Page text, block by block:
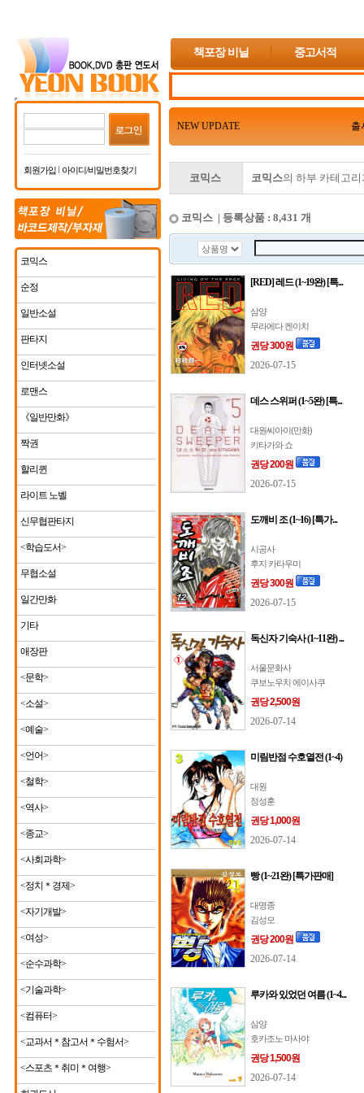
책포장 비닐 중고서적
회원가입 아이디/비밀번호찾기
코믹스
순정
일반소설
판타지
인터넷소설
로맨스
《일반만화》
짝권
할리퀸
라이트 노벨
신무협판타지
<학습도서>
무협소설
일간만화
기타
애장판
<문학>
<소설>
<예술>
<언어>
<철학>
<역사>
<종교>
<사회과학>
<정치＊경제>
<자기개발>
<여성>
<순수과학>
<기술과학>
<컴퓨터>
<교과서＊참고서＊수험서>
<스포츠＊취미＊여행>
NEW UPDATE 출
코믹스 코믹스의 하부 카테고
코믹스 | 등록상품 : 8,431 개
[RED] 레드 (1~19완) [특...
삼양
무라에다 켄이치
권당 300원
2026-07-15
데스 스위퍼 (1~5완) [특...
대원씨아이(만화)
키타가와 쇼
권당 200원
2026-07-15
도깨비 조 (1~16) [특가...
시공사
후지 카타우미
권당 300원
2026-07-15
독신자 기숙사 (1~11완) ...
서울문화사
쿠보노우치 에이사쿠
권당 2,500원
2026-07-14
미림반점 수호열전 (1~4)
대원
정성훈
권당 1,000원
2026-07-14
빵 (1~21완) [특가판매]
대명종
김성모
권당 200원
2026-07-14
루카와 있었던 여름 (1~4...
삼양
호카조노 마사야
권당 1,500원
2026-07-14